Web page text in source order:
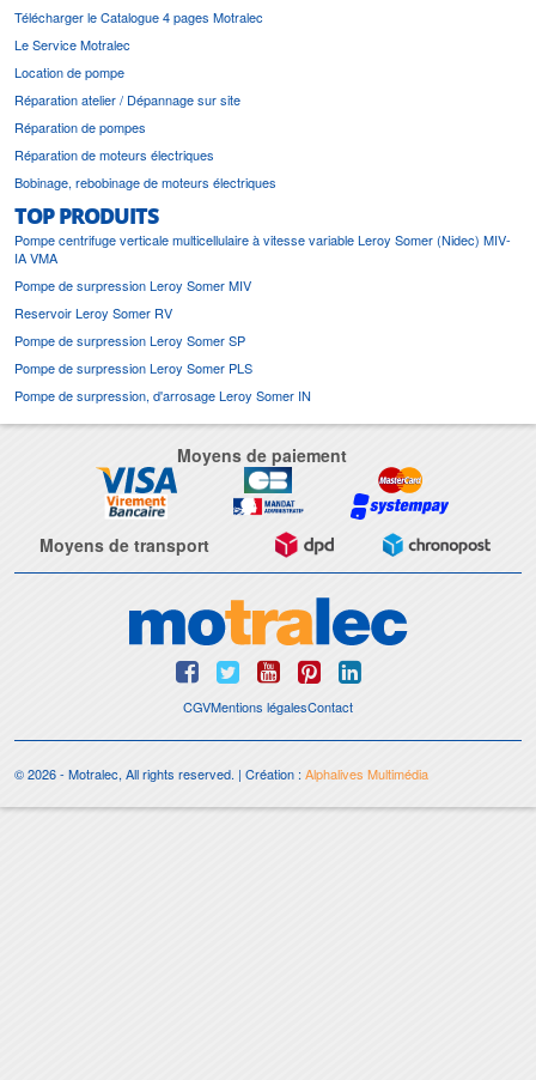
Télécharger le Catalogue 4 pages Motralec
Le Service Motralec
Location de pompe
Réparation atelier / Dépannage sur site
Réparation de pompes
Réparation de moteurs électriques
Bobinage, rebobinage de moteurs électriques
TOP PRODUITS
Pompe centrifuge verticale multicellulaire à vitesse variable Leroy Somer (Nidec) MIV-
IA VMA
Pompe de surpression Leroy Somer MIV
Reservoir Leroy Somer RV
Pompe de surpression Leroy Somer SP
Pompe de surpression Leroy Somer PLS
Pompe de surpression, d'arrosage Leroy Somer IN
Moyens de paiement
Moyens de transport
CGVMentions légalesContact
© 2026 - Motralec, All rights reserved. | Création : Alphalives Multimédia